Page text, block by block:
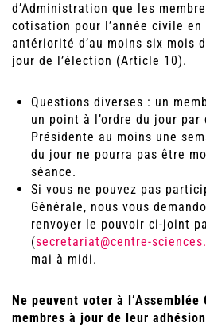
d’Administration que les
cotisation pour l’année civile en
antériorité d’au moins six mois
jour de l’élection (Article 10).
Questions diverses : un
un point à l’ordre du jour
Présidente au moins une
du jour ne pourra pas être
séance.
Si vous ne pouvez pas
Générale, nous vous
renvoyer le pouvoir ci-joint
(secretariat@centre-
mai à midi.
Ne peuvent voter à l’Assemblée
membres à jour de leur